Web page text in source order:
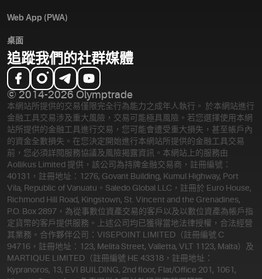
Web App (PWA)
桌面
追蹤我們的社群媒體
© 2014-2026 Olymptrade
本網站所提供的交易僅限完全行為能力之成年人執行。 於本網站進行
金融工具交易涉及重大風險，交易可能極具風險。若您選擇使用本網
站所提供的金融工具進行交易，您可能會遭受重大損失，甚至帳戶內
的資金全數損失。在您決定開始進行本網站所提供的金融工具交易
前，您必須詳閱服務協議及風險揭露資訊。 本網站上的服務由
Aollikus Limited 提供，該公司為持牌金融交易商，註冊編號：
40131，註冊地址：1276, Govant Building, Kumul Highway, Port
Vila, Republic of Vanuatu。Saledo Global LLC，註冊於 Euro House,
Richmond Hill Road, Kingstown, St. Vincent and the Grenadines,
P.O. Box 2897，為從事數位資產交易的客戶以及以數位資產為帳戶指
定貨幣的客戶提供服務。上述公司均已獲得當地法律授權，合法經營
其業務。合作夥伴公司：VISEPOINT LIMITED（註冊編號 C
94716，註冊地址：123, Melita Street, Valletta, VLT 1123, Malta）及
MARTIQUE LIMITED（註冊編號 HE 43318，註冊地址：
Kypranoros, 13, EVI BUILDING, 2nd floor, Flat/Office 201, 1061,